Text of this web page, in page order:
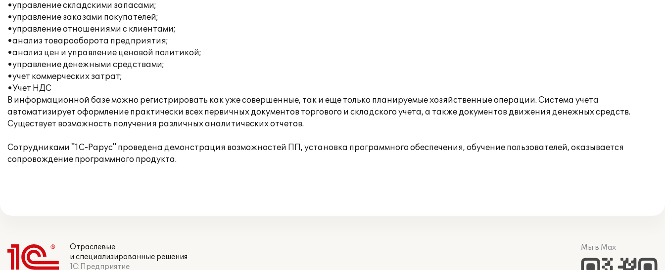
•управление складскими запасами;
•управление заказами покупателей;
•управление отношениями с клиентами;
•анализ товарооборота предприятия;
•анализ цен и управление ценовой политикой;
•управление денежными средствами;
•учет коммерческих затрат;
•Учет НДС
В информационной базе можно регистрировать как уже совершенные, так и еще только планируемые хозяйственные операции. Система учета
автоматизирует оформление практически всех первичных документов торгового и складского учета, а также документов движения денежных средств.
Существует возможность получения различных аналитических отчетов.
Сотрудниками "1С-Рарус" проведена демонстрация возможностей ПП, установка программного обеспечения, обучение пользователей, оказывается
сопровождение программного продукта.
Отраслевые
и специализированные решения
1С:Предприятие
Мы в Max